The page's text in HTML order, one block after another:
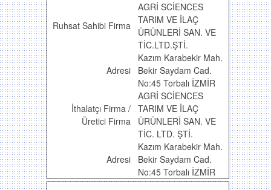
Ruhsat Sahibi Firma
AGRİ SCİENCES
TARIM VE İLAÇ
ÜRÜNLERİ SAN. VE
TİC.LTD.ŞTİ.
Adresi
Kazım Karabekir Mah.
Bekir Saydam Cad.
No:45 Torbalı İZMİR
İthalatçı Firma /
Üretici Firma
AGRİ SCİENCES
TARIM VE İLAÇ
ÜRÜNLERİ SAN. VE
TİC. LTD. ŞTİ.
Adresi
Kazım Karabekir Mah.
Bekir Saydam Cad.
No:45 Torbalı İZMİR